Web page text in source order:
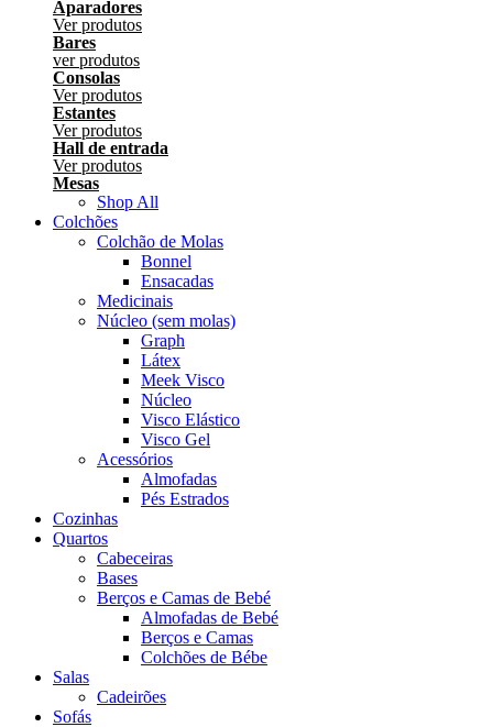
Aparadores
Ver produtos
Bares
ver produtos
Consolas
Ver produtos
Estantes
Ver produtos
Hall de entrada
Ver produtos
Mesas
Shop All
Colchões
Colchão de Molas
Bonnel
Ensacadas
Medicinais
Núcleo (sem molas)
Graph
Látex
Meek Visco
Núcleo
Visco Elástico
Visco Gel
Acessórios
Almofadas
Pés Estrados
Cozinhas
Quartos
Cabeceiras
Bases
Berços e Camas de Bebé
Almofadas de Bebé
Berços e Camas
Colchões de Bébe
Salas
Cadeirões
Sofás